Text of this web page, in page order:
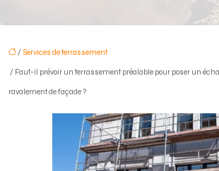
/ Services de terrassement
/ Faut-il prévoir un terrassement préalable pour poser un
ravalement de façade ?